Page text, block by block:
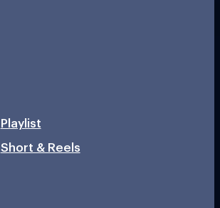
Playlist
Short & Reels